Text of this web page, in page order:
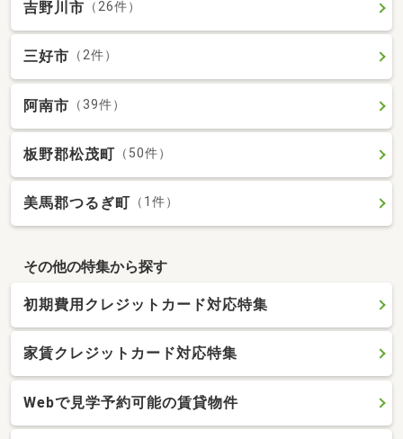
吉野川市 （26件）
三好市 （2件）
阿南市 （39件）
板野郡松茂町 （50件）
美馬郡つるぎ町 （1件）
その他の特集から探す
初期費用クレジットカード対応特集
家賃クレジットカード対応特集
Webで見学予約可能の賃貸物件